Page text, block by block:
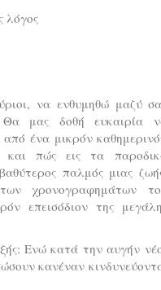
λόγος
να ενθυμηθώ μαζύ
μας δοθή ευκαιρία
ένα μικρόν
και πώς εις τα
παλμός μιας
χρονογραφημάτων
επεισόδιον της
Ενώ κατά την αυγήν
κανέναν